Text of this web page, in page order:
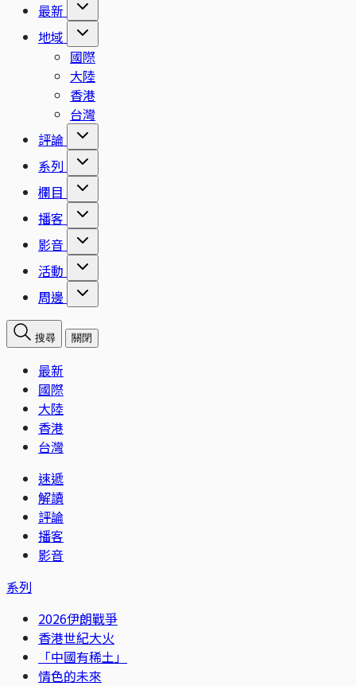
最新
地域
國際
大陸
香港
台灣
評論
系列
欄目
播客
影音
活動
周邊
搜尋 關閉
最新
國際
大陸
香港
台灣
速遞
解讀
評論
播客
影音
系列
2026伊朗戰爭
香港世紀大火
「中國有稀土」
情色的未來